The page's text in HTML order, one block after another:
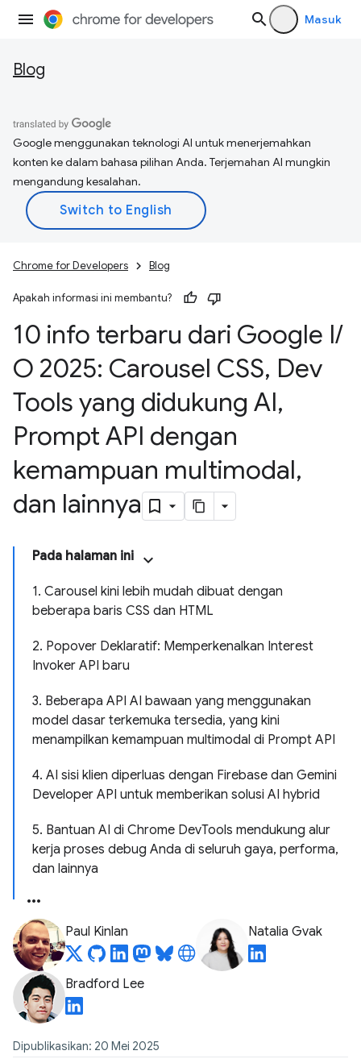
Masuk
Blog
Google menggunakan teknologi AI untuk menerjemahkan
konten ke dalam bahasa pilihan Anda. Terjemahan AI mungkin
mengandung kesalahan.
Chrome for Developers Blog
Apakah informasi ini membantu?
10 info terbaru dari Google I/
O 2025: Carousel CSS, Dev
Tools yang didukung AI,
Prompt API dengan
kemampuan multimodal,
dan lainnya
Pada halaman ini
1. Carousel kini lebih mudah dibuat dengan
beberapa baris CSS dan HTML
2. Popover Deklaratif: Memperkenalkan Interest
Invoker API baru
3. Beberapa API AI bawaan yang menggunakan
model dasar terkemuka tersedia, yang kini
menampilkan kemampuan multimodal di Prompt API
4. AI sisi klien diperluas dengan Firebase dan Gemini
Developer API untuk memberikan solusi AI hybrid
5. Bantuan AI di Chrome DevTools mendukung alur
kerja proses debug Anda di seluruh gaya, performa,
dan lainnya
Paul Kinlan Natalia Gvak
Bradford Lee
Dipublikasikan: 20 Mei 2025